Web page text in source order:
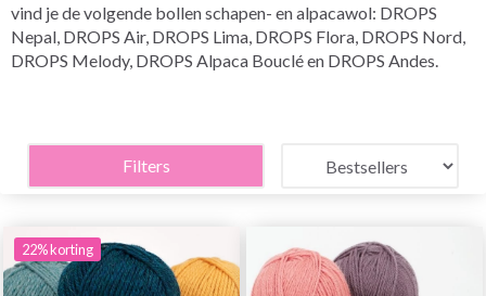
vind je de volgende bollen schapen- en alpacawol: DROPS
Nepal, DROPS Air, DROPS Lima, DROPS Flora, DROPS Nord,
DROPS Melody, DROPS Alpaca Bouclé en DROPS Andes.
Filters
22% korting